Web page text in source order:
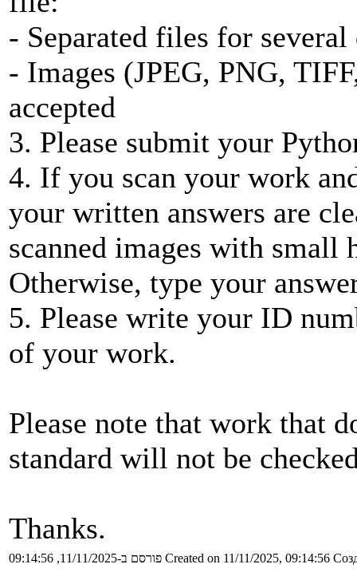
- Separated files for
- Images (JPEG, PNG,
accepted
3. Please submit your
4. If you scan your work
your written answers are
scanned images with small
Otherwise, type your
5. Please write your ID
of your work.
Please note that work that
standard will not be
Thanks.
פורסם ב-11/11/2025, 09:14:56 Created on 11/11/2025, 09:14:56